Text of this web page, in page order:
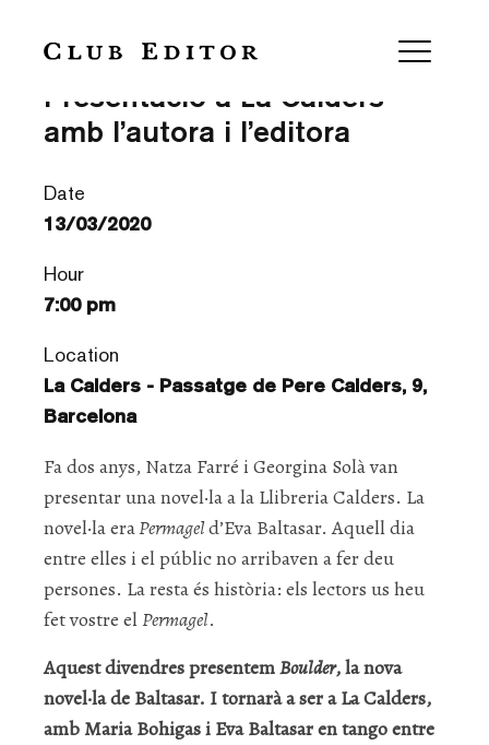
‘Boulder’ d’Eva Baltasar —
Presentació a La Calders
amb l’autora i l’editora
Date
13/03/2020
Hour
7:00 pm
Location
La Calders - Passatge de Pere Calders, 9,
Barcelona
Fa dos anys, Natza Farré i Georgina Solà van
presentar una novel·la a la Llibreria Calders. La
novel·la eraPermageld’Eva Baltasar. Aquell dia
entre elles i el públic no arribaven a fer deu
persones. La resta és història: els lectors us heu
fet vostre elPermagel.
Aquest divendres presentemBoulder, la nova
novel·la de Baltasar. I tornarà a ser a La Calders,
amb Maria Bohigas i Eva Baltasar en tango entre